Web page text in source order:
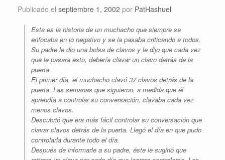
Publicado el septiembre 1, 2002 por PatHashuel
Esta es la historia de un muchacho que siempre se
enfocaba en lo negativo y se la pasaba criticando a todos.
Su padre le dio una bolsa de clavos y le dijo que cada vez
que le pasara esto, debería clavar un clavo detrás de la
puerta.
El primer día, el muchacho clavó 37 clavos detrás de la
puerta. Las semanas que siguieron, a medida que él
aprendía a controlar su conversación, clavaba cada vez
menos clavos.
Descubrió que era más fácil controlar su conversación que
clavar clavos detrás de la puerta. Llegó el día en que pudo
controlarla durante todo el día.
Después de informarle a su padre, éste le sugirió que